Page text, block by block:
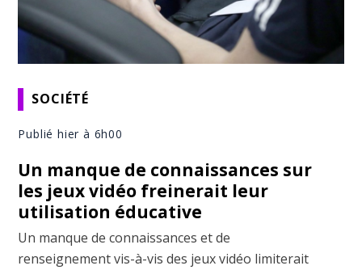
SOCIÉTÉ
Publié hier à 6h00
Un manque de connaissances sur
les jeux vidéo freinerait leur
utilisation éducative
Un manque de connaissances et de
renseignement vis-à-vis des jeux vidéo limiterait